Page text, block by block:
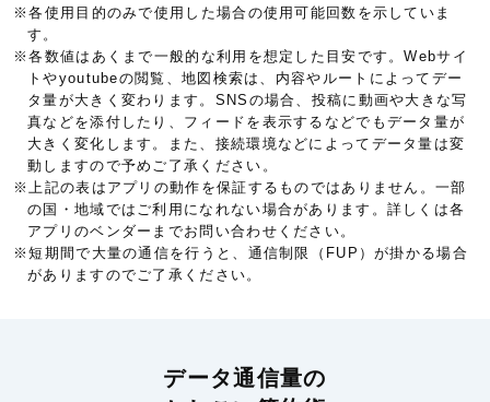
※各使用目的のみで使用した場合の使用可能回数を示していま
す。
※各数値はあくまで一般的な利用を想定した目安です。Webサイ
トやyoutubeの閲覧、地図検索は、内容やルートによってデー
タ量が大きく変わります。SNSの場合、投稿に動画や大きな写
真などを添付したり、フィードを表示するなどでもデータ量が
大きく変化します。また、接続環境などによってデータ量は変
動しますので予めご了承ください。
※上記の表はアプリの動作を保証するものではありません。一部
の国・地域ではご利用になれない場合があります。詳しくは各
アプリのベンダーまでお問い合わせください。
※短期間で大量の通信を行うと、通信制限（FUP）が掛かる場合
がありますのでご了承ください。
データ通信量の